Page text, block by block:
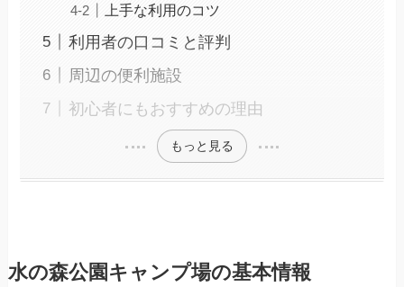
上手な利用のコツ
利用者の口コミと評判
周辺の便利施設
初心者にもおすすめの理由
もっと見る
水の森公園キャンプ場の基本情報